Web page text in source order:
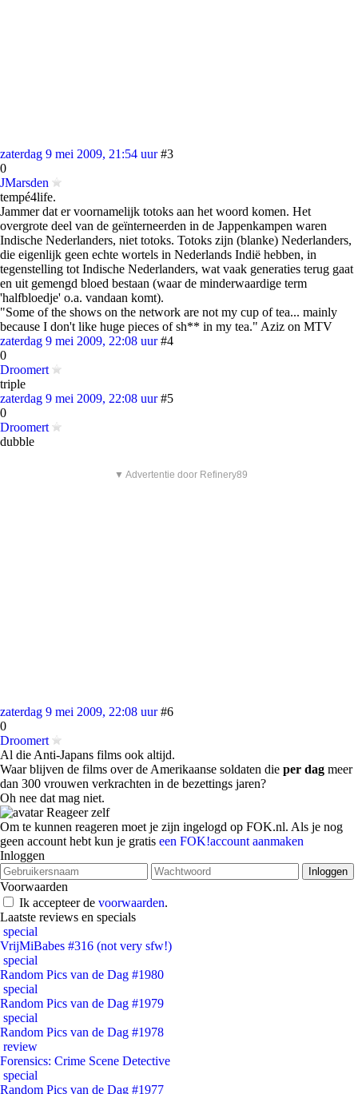
zaterdag 9 mei 2009, 21:54 uur #3
0
JMarsden
tempé4life.
Jammer dat er voornamelijk totoks aan het woord komen. Het
overgrote deel van de geïnterneerden in de Jappenkampen waren
Indische Nederlanders, niet totoks. Totoks zijn (blanke) Nederlanders,
die eigenlijk geen echte wortels in Nederlands Indië hebben, in
tegenstelling tot Indische Nederlanders, wat vaak generaties terug gaat
en uit gemengd bloed bestaan (waar de minderwaardige term
'halfbloedje' o.a. vandaan komt).
"Some of the shows on the network are not my cup of tea... mainly
because I don't like huge pieces of sh** in my tea." Aziz on MTV
zaterdag 9 mei 2009, 22:08 uur #4
0
Droomert
triple
zaterdag 9 mei 2009, 22:08 uur #5
0
Droomert
dubble
▼ Advertentie door Refinery89
zaterdag 9 mei 2009, 22:08 uur #6
0
Droomert
Al die Anti-Japans films ook altijd.
Waar blijven de films over de Amerikaanse soldaten die per dag meer
dan 300 vrouwen verkrachten in de bezettings jaren?
Oh nee dat mag niet.
Reageer zelf
Om te kunnen reageren moet je zijn ingelogd op FOK.nl. Als je nog
geen account hebt kun je gratis een FOK!account aanmaken
Inloggen
Voorwaarden
Ik accepteer de voorwaarden.
Laatste reviews en specials
special
VrijMiBabes #316 (not very sfw!)
special
Random Pics van de Dag #1980
special
Random Pics van de Dag #1979
special
Random Pics van de Dag #1978
review
Forensics: Crime Scene Detective
special
Random Pics van de Dag #1977